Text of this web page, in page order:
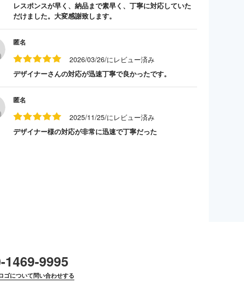
レスポンスが早く、納品まで素早く、丁寧に対応していた
だけました。大変感謝致します。
匿名
2026/03/26/にレビュー済み
デザイナーさんの対応が迅速丁寧で良かったです。
匿名
2025/11/25/にレビュー済み
デザイナー様の対応が非常に迅速で丁寧だった
1469-9995
ゴについて問い合わせする